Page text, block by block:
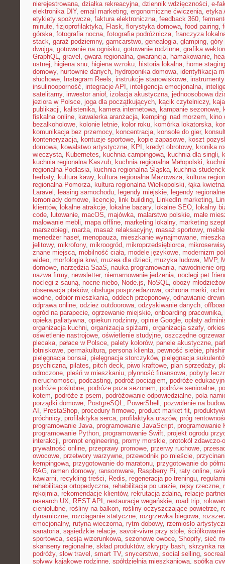
nierejestrowana, działka rekreacyjna, dziennik wdzięczności, e-
elektronika DIY, email marketing, ergonomiczne ćwiczenia, etyka
etykiety spożywcze, faktura elektroniczna, feedback 360,
minute, fizjoprofilaktyka, Flask, florystyka domowa, food pairing,
górska, fotografia nocna, fotografia podróżnicza, franczyza
stack, garaż podziemny, garncarstwo, genealogia, glamping, góry
dwojga, gotowanie na ognisku, gotowanie rodzinne, grafika
GraphQL, gravel , gwara regionalna, gwarancja, hamakowanie,
ustnej, higiena snu, higiena wzroku, historia lokalna, home staging
domowy, hurtownie danych, hydroponika domowa, identyfikacja
słuchowe, Instagram Reels, instrukcje stanowiskowe,
insulinooporność, integracje API , inteligencja emocjonalna,
satelitarny, inwestor anioł, izolacja akustyczna, jednoosobowa
jeziora w Polsce, joga dla początkujących, kącik czytelniczy,
publikacji, kalistenika, kamera internetowa, kampanie sezonowe,
fiskalna online, kawalerka aranżacja, kempingi nad morzem, kino
bezalkoholowe, kolonie letnie, kolor roku, komórka lokatorska,
komunikacja bez przemocy, koncentracja, konsole do gier,
konteneryzacja, kontuzje sportowe, kopie zapasowe, koszt
domowa, kowalstwo artystyczne, KPI , kredyt obrotowy, kronika
wieczysta, Kubernetes, kuchnia campingowa, kuchnia dla singli,
kuchnia regionalna Kaszub, kuchnia regionalna Małopolski,
regionalna Podlasia, kuchnia regionalna Śląska, kuchnia
herbaty, kultura kawy, kultura regionalna Mazowsza, kultura
regionalna Pomorza, kultura regionalna Wielkopolski, łąka kwietna
Laravel , leasing samochodu, legendy miejskie, legendy regionalne
lemoniady domowe, licencje, link building, LinkedIn marketing,
klientów, lokalne atrakcje, lokalne bazary, lokalne SEO, lokalny
code, lutowanie, macOS, majówka, malarstwo polskie, małe
malowanie mebli, mapa offline, marketing lokalny, marketing
marszobiegi, marża, masaż relaksacyjny, masaż sportowy,
menedżer haseł, menopauza, mieszkanie wynajmowane,
jelitowy, mikrofony, mikroogród, mikroprzedsiębiorca,
znane miejsca, mobilność ciała, modele językowe, modernizm
wideo, morfologia krwi, muzea dla dzieci, muzyka ludowa, MVP,
domowe, narzędzia SaaS, nauka programowania, nawodnienie
nazwa firmy, newsletter, niemarnowanie jedzenia, noclegi pet
noclegi z sauną, nocne niebo, Node.js, NoSQL, obozy
obserwacja ptaków, obsługa posprzedażowa, ochrona marki,
wodne, odbiór mieszkania, oddech przeponowy, odnawianie
odprawa online, odzież outdoorowa, odzyskiwanie danych,
ogród na parapecie, ogrzewanie miejskie, onboarding pracownika,
opieka paliatywna, opiekun rodzinny, opinie Google, opłaty
organizacja kuchni, organizacja spiżarni, organizacja szafy,
oświetlenie nastrojowe, oświetlenie studyjne, oszczędne
plecaka, pałace w Polsce, palety kolorów, panele akustyczne,
lotniskowe, permakultura, persona klienta, pewność siebie,
pielęgnacja bonsai, pielęgnacja storczyków, pielęgnacja
psychiczna, pilates, pitch deck, piwo kraftowe, plan sprzedaży,
odroczone, pleśń w mieszkaniu, płynność finansowa, pobyty
nieruchomości, podcasting, podróż pociągiem, podróże
podróże poślubne, podróże poza sezonem, podróże senioralne,
kotem, podróże z psem, podróżowanie odpowiedzialne, pola
porządki domowe, PostgreSQL, PowerShell , pozwolenie na
AI , PrestaShop, procedury firmowe, product market fit,
próchnicy, profilaktyka serca, profilaktyka urazów, próg
programowanie Java, programowanie JavaScript, programowanie
programowanie Python, programowanie Swift, projekt ogrodu
interakcji, prompt engineering, promy morskie, protokół zdawczo-
prywatność online, przeprawy promowe, przerwy ruchowe,
owocowe, przetwory warzywne, przewodnik po mieście,
kempingowa, przygotowanie do maratonu, przygotowanie do
RAG, ramen domowy, ransomware, Raspberry Pi, raty online,
kawiarni, recykling treści, Redis, regeneracja po treningu,
rehabilitacja ortopedyczna, rehabilitacja po urazie, rejsy rzeczne,
rękojmia, rekomendacje klientów, rekrutacja zdalna, relacje
research UX, REST API , restauracje wegańskie, road trip,
cieniolubne, rośliny na balkon, rośliny oczyszczające powietrze,
dynamiczne, rozciąganie statyczne, rozgrzewka biegowa,
emocjonalny, rutyna wieczorna, rytm dobowy, rzemiosło
sanatoria, sąsiedzkie relacje, savoir-vivre przy stole, ściółkowanie
sportowca, sesja wizerunkowa, sezonowe owoce, Shopify, sieć
skanseny regionalne, skład produktów, skrypty bash, skrzynka
podróży, slow travel , smart TV, snycerstwo, social selling,
spływy kajakowe rodzinne, spółdzielnia mieszkaniowa, spółka